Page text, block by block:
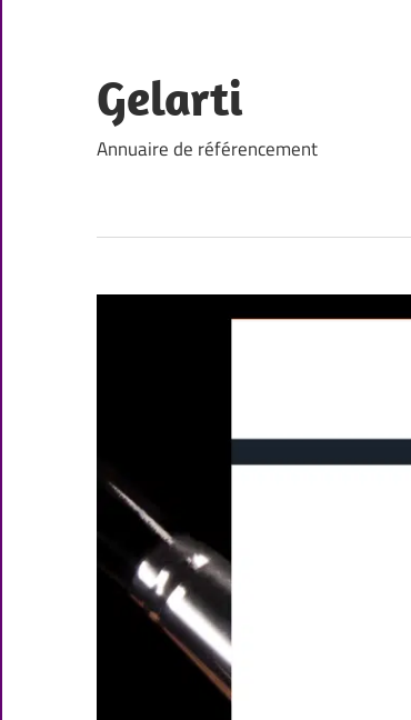
content
Gelarti
Annuaire de référencement